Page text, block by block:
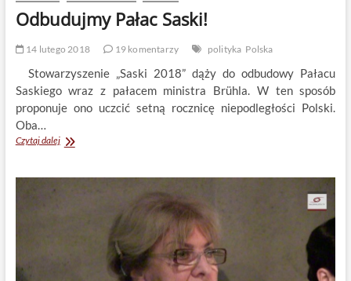
Odbudujmy Pałac Saski!
14 lutego 2018 19 komentarzy polityka Polska
Stowarzyszenie „Saski 2018” dąży do odbudowy Pałacu
Saskiego wraz z pałacem ministra Brühla. W ten sposób
proponuje ono uczcić setną rocznicę niepodległości Polski.
Oba…
Czytaj dalejOdbudujmy